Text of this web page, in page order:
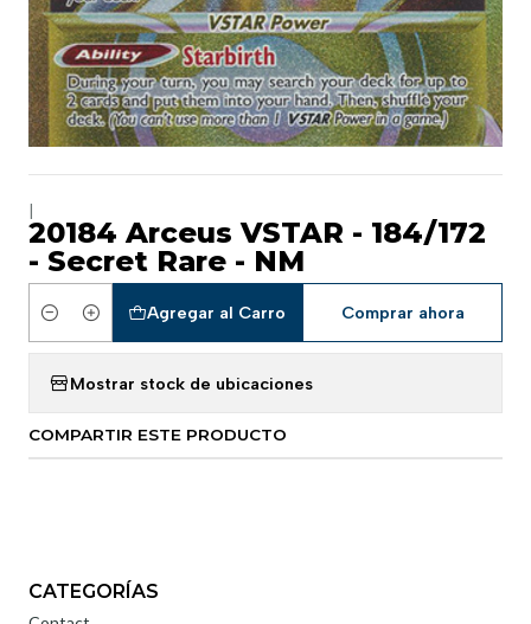
20184 Arceus VSTAR - 184/172
- Secret Rare - NM
Cantidad
Agregar al Carro Comprar ahora
Mostrar stock de ubicaciones
COMPARTIR ESTE PRODUCTO
CATEGORÍAS